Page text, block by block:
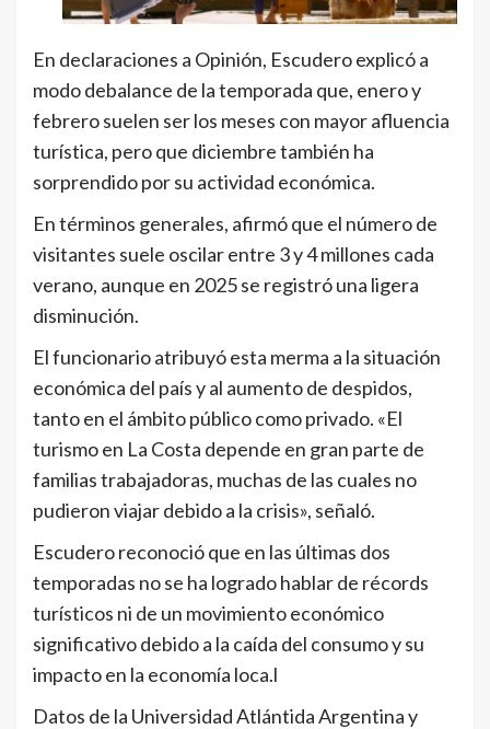
En declaraciones a Opinión, Escudero explicó a
modo debalance de la temporada que, enero y
febrero suelen ser los meses con mayor afluencia
turística, pero que diciembre también ha
sorprendido por su actividad económica.
En términos generales, afirmó que el número de
visitantes suele oscilar entre 3 y 4 millones cada
verano, aunque en 2025 se registró una ligera
disminución.
El funcionario atribuyó esta merma a la situación
económica del país y al aumento de despidos,
tanto en el ámbito público como privado. «El
turismo en La Costa depende en gran parte de
familias trabajadoras, muchas de las cuales no
pudieron viajar debido a la crisis», señaló.
Escudero reconoció que en las últimas dos
temporadas no se ha logrado hablar de récords
turísticos ni de un movimiento económico
significativo debido a la caída del consumo y su
impacto en la economía loca.l
Datos de la Universidad Atlántida Argentina y